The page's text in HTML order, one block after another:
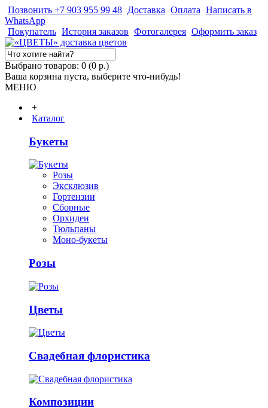
Позвонить +7 903 955 99 48 Доставка Оплата Написать в
WhatsApp
Покупатель История заказов Фотогалерея Оформить заказ
Выбрано товаров: 0 (0 р.)
Ваша корзина пуста, выберите что-нибудь!
МЕНЮ
+
Каталог
Букеты
Розы
Эксклюзив
Гортензии
Сборные
Орхидеи
Тюльпаны
Моно-букеты
Розы
Цветы
Свадебная флористика
Композиции